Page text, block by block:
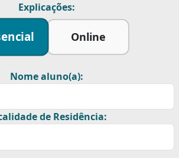
Explicações:
Online
Nome aluno(a):
de Residência: